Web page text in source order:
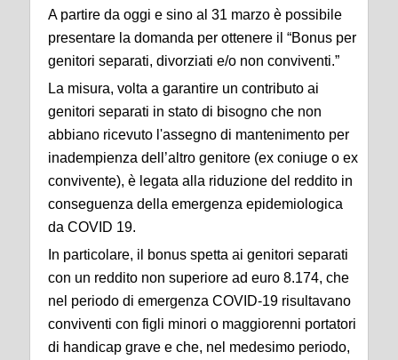
A partire da oggi e sino al 31 marzo è possibile
presentare la domanda per ottenere il “Bonus per
genitori separati, divorziati e/o non conviventi.”
La misura, volta a garantire un contributo ai
genitori separati in stato di bisogno che non
abbiano ricevuto l'assegno di mantenimento per
inadempienza dell’altro genitore (ex coniuge o ex
convivente), è legata alla riduzione del reddito in
conseguenza della emergenza epidemiologica
da COVID 19.
In particolare, il bonus spetta ai genitori separati
con un reddito non superiore ad euro 8.174, che
nel periodo di emergenza COVID-19 risultavano
conviventi con figli minori o maggiorenni portatori
di handicap grave e che, nel medesimo periodo,